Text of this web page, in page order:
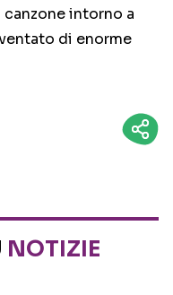
canzone intorno a
di enorme
NOTIZIE